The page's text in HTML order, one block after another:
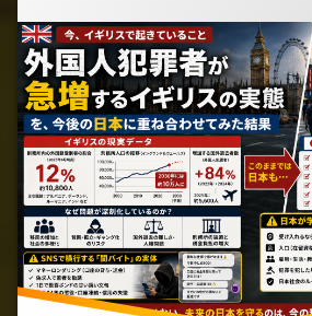
国
人
犯
罪
者
が
急
増
す
る
イ
ギ
リ
ス
の